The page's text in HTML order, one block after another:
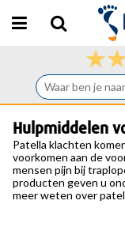
Hulpmiddelen
Patella klachten
voorkomen aan de
mensen pijn bij
producten geven u
meer weten over